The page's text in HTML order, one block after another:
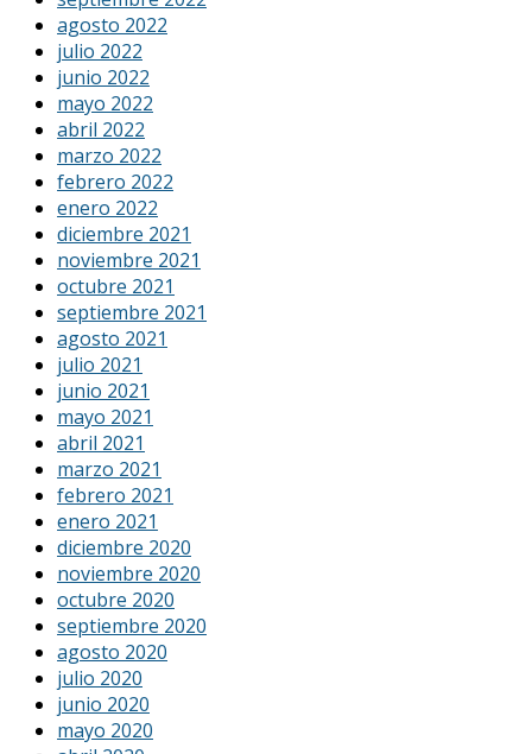
agosto 2022
julio 2022
junio 2022
mayo 2022
abril 2022
marzo 2022
febrero 2022
enero 2022
diciembre 2021
noviembre 2021
octubre 2021
septiembre 2021
agosto 2021
julio 2021
junio 2021
mayo 2021
abril 2021
marzo 2021
febrero 2021
enero 2021
diciembre 2020
noviembre 2020
octubre 2020
septiembre 2020
agosto 2020
julio 2020
junio 2020
mayo 2020